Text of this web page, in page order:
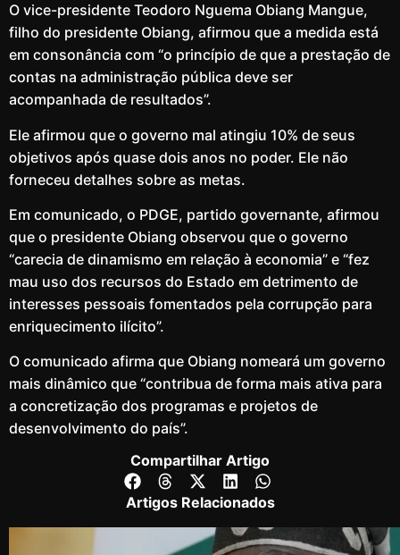
O vice-presidente Teodoro Nguema Obiang Mangue,
filho do presidente Obiang, afirmou que a medida está
em consonância com “o princípio de que a prestação de
contas na administração pública deve ser
acompanhada de resultados”.
Ele afirmou que o governo mal atingiu 10% de seus
objetivos após quase dois anos no poder. Ele não
forneceu detalhes sobre as metas.
Em comunicado, o PDGE, partido governante, afirmou
que o presidente Obiang observou que o governo
“carecia de dinamismo em relação à economia” e “fez
mau uso dos recursos do Estado em detrimento de
interesses pessoais fomentados pela corrupção para
enriquecimento ilícito”.
O comunicado afirma que Obiang nomeará um governo
mais dinâmico que “contribua de forma mais ativa para
a concretização dos programas e projetos de
desenvolvimento do país”.
Compartilhar Artigo
Artigos Relacionados